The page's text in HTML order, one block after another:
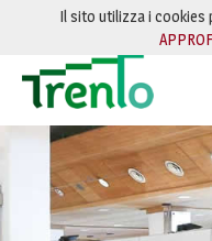
Salta al contenuto
Il sito utilizza i cookies